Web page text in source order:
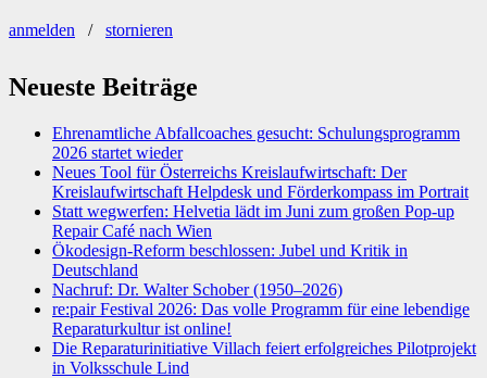
anmelden / stornieren
Neueste Beiträge
Ehrenamtliche Abfallcoaches gesucht: Schulungsprogramm
2026 startet wieder
Neues Tool für Österreichs Kreislaufwirtschaft: Der
Kreislaufwirtschaft Helpdesk und Förderkompass im Portrait
Statt wegwerfen: Helvetia lädt im Juni zum großen Pop-up
Repair Café nach Wien
Ökodesign-Reform beschlossen: Jubel und Kritik in
Deutschland
Nachruf: Dr. Walter Schober (1950–2026)
re:pair Festival 2026: Das volle Programm für eine lebendige
Reparaturkultur ist online!
Die Reparaturinitiative Villach feiert erfolgreiches Pilotprojekt
in Volksschule Lind